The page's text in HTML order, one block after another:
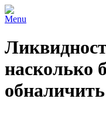
Menu
насколько